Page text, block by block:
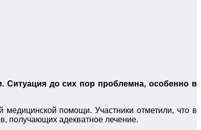
Ситуация до сих пор проблемна, особенно в
медицинской помощи.Участники отметили, что в
получающих адекватное лечение.